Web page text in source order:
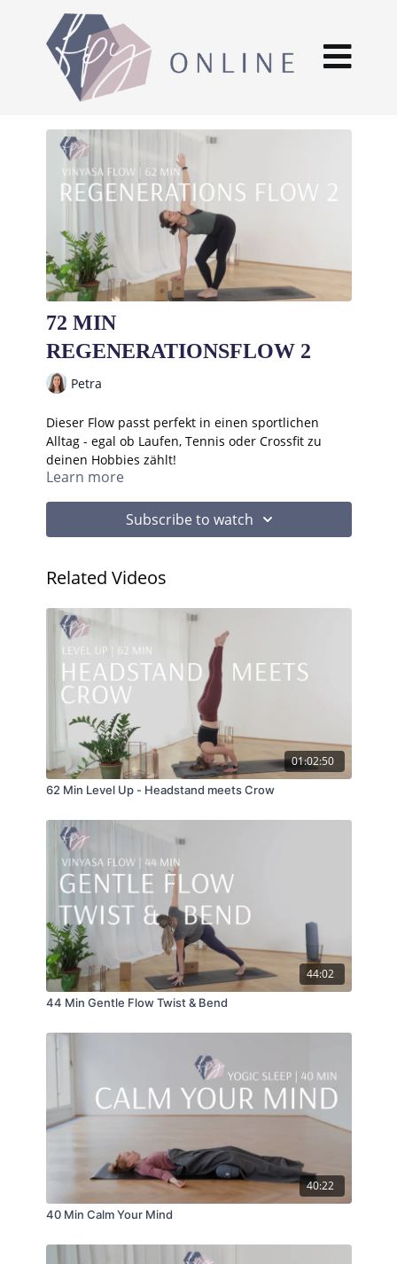
72 MIN
REGENERATIONSFLOW 2
Petra
Dieser Flow passt perfekt in einen sportlichen
Alltag - egal ob Laufen, Tennis oder Crossfit zu
deinen Hobbies zählt!
Learn more
Subscribe to watch
Related Videos
01:02:50
62 Min Level Up - Headstand meets Crow
44:02
44 Min Gentle Flow Twist & Bend
40:22
40 Min Calm Your Mind